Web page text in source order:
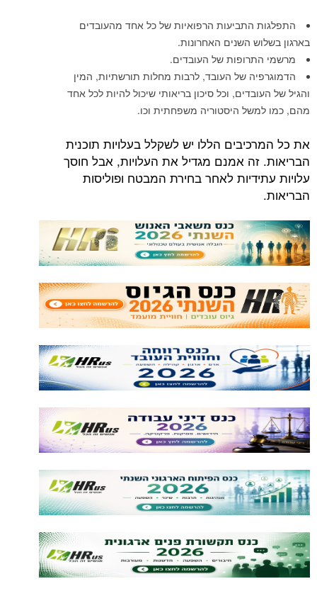
התפלגות התביעות הרפואיות של כל אחד מהעובדים
בארגון בשלוש השנים האחרונות.
מרשמי התרופות של העובדים.
הדמוגרפיה של העובד, לרבות מחלות תורשתיות, המין
והגיל של העובדים, וכל סיכון בריאותי שיכול להיות לכל אחד
מהם, כמו למשל היסטוריה משפחתית וכו.
את כל המרכיבים הללו יש לשקלל בעלויות תוכנית
הבריאות. זה אמנם מגדיל את העלויות, אבל חוסך
עלויות עתידיות לאחר בחירת המבטח ופוליסות
הבריאות.